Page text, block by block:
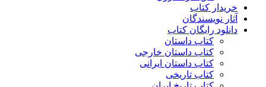
خریدار کتاب
آثار نویسندگان
دانلود رایگان کتاب
کتاب داستان
کتاب داستان خارجی
کتاب داستان ایرانی
کتاب تاریخی